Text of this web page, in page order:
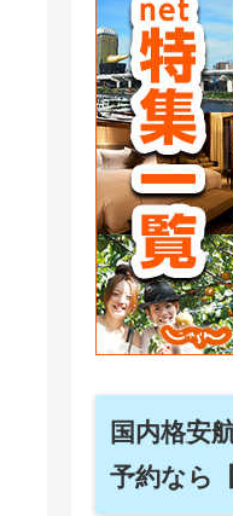
国内格安
予約なら